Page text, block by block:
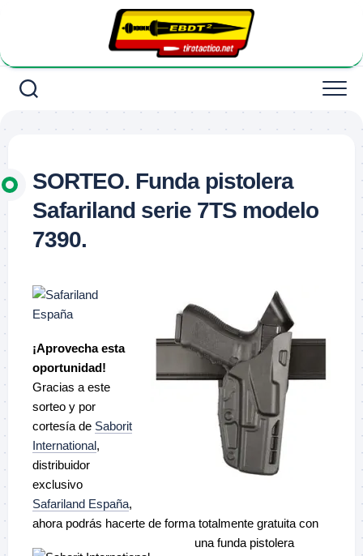
SORTEO. Funda pistolera
Safariland serie 7TS modelo
7390.
¡Aprovecha esta
oportunidad!
Gracias a este
sorteo y por
cortesía de Saborit
International,
distribuidor
exclusivo
Safariland España,
ahora podrás hacerte de forma totalmente gratuita con
una funda pistolera